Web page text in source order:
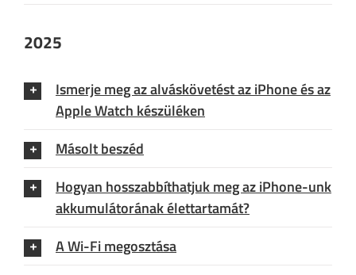
2025
Ismerje meg az alváskövetést az iPhone és az
Apple Watch készüléken
Másolt beszéd
Hogyan hosszabbíthatjuk meg az iPhone-unk
akkumulátorának élettartamát?
A Wi-Fi megosztása